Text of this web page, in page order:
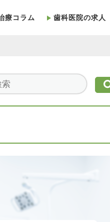
療コラム 歯科医院の求人